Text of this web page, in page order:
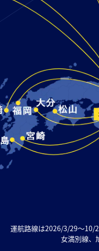
運航路線は2026/3/29～10/
女満別線、